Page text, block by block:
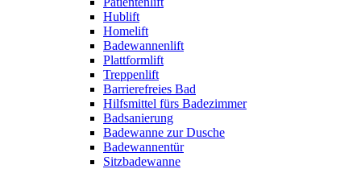
Hublift
Homelift
Badewannenlift
Plattformlift
Treppenlift
Barrierefreies Bad
Hilfsmittel fürs Badezimmer
Badsanierung
Badewanne zur Dusche
Badewannentür
Sitzbadewanne